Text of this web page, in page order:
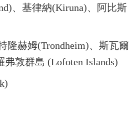
、基律納(Kiruna)、阿比斯
隆赫姆(Trondheim)、斯瓦爾
弗敦群島 (Lofoten Islands)